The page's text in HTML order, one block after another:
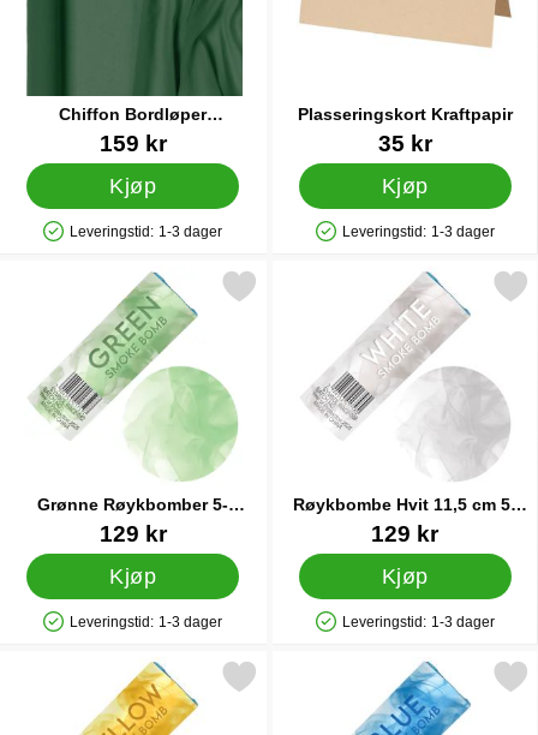
Chiffon Bordløper
Flaskegrønn
Varenummer 87890
159 kr
Kjøp
Produkttilgjengelighet: På lager
Leveringstid: 1-3 dager
Plasseringskort Kraftpapir
Varenummer 42144
35 kr
Kjøp
Produkttilgjengelighet: På lager
Leveringstid: 1-3 dager
Grønne Røykbomber 5-
pakning
Varenummer 90778
129 kr
Kjøp
Produkttilgjengelighet: På lager
Leveringstid: 1-3 dager
Merk grønne Røykbomber 5-pakning som favoritt
Røykbombe Hvit 11,5 cm 5-
pakning
Varenummer 91418
129 kr
Kjøp
Produkttilgjengelighet: På lager
Leveringstid: 1-3 dager
Merk røykbombe Hvit 11,5
Merk røykbombe Gul 11,5 cm 5-pakning som favoritt
Merk røykbombe Blå 11,5